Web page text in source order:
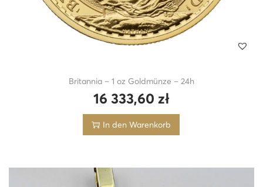
Britannia – 1 oz Goldmünze – 24h
16 333,60 zł
In den Warenkorb